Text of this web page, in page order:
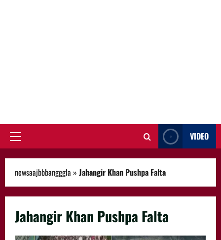
Primary
VIDEO
newsaajbbbangggla » Jahangir Khan Pushpa Falta
Jahangir Khan Pushpa Falta